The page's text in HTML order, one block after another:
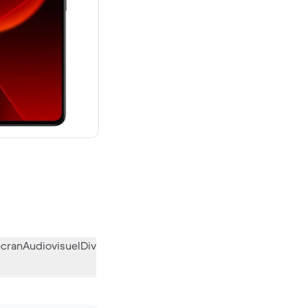
AudiovisuelDivers